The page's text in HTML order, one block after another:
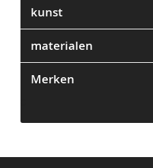
kunst
materialen
Merken